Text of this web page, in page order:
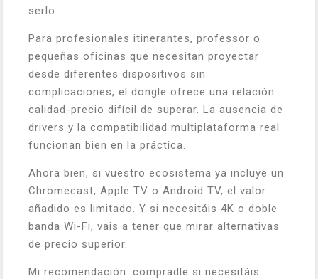
serlo.
Para profesionales itinerantes, professor o
pequeñas oficinas que necesitan proyectar
desde diferentes dispositivos sin
complicaciones, el dongle ofrece una relación
calidad-precio difícil de superar. La ausencia de
drivers y la compatibilidad multiplataforma real
funcionan bien en la práctica.
Ahora bien, si vuestro ecosistema ya incluye un
Chromecast, Apple TV o Android TV, el valor
añadido es limitado. Y si necesitáis 4K o doble
banda Wi-Fi, vais a tener que mirar alternativas
de precio superior.
Mi recomendación: compradle si necesitáis